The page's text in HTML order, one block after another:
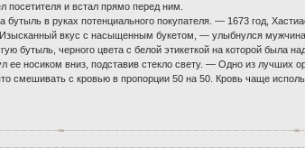
и встал прямо перед ним.
в руках потенциального покупателя. — 1673 год,
вкус с насыщенным букетом, — улыбнулся
бутыль, черного цвета с белой этикеткой на которой была
ее носиком вниз, подставив стекло свету. — Одно из лучших
смешивать с кровью в пропорции 50 на 50. Кровь чаще